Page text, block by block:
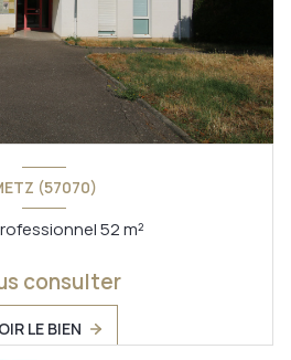
(57070)
Local professionnel 52 m²
consulter
LE BIEN